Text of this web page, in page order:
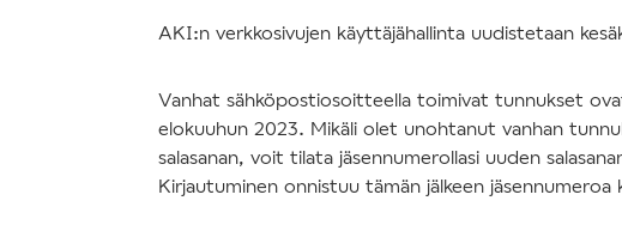
AKI:n verkkosivujen käyttäjähallinta uudistetaan
Vanhat sähköpostiosoitteella toimivat tunnukset
elokuuhun 2023. Mikäli olet unohtanut vanhan
salasanan, voit tilata jäsennumerollasi uuden
Kirjautuminen onnistuu tämän jälkeen jäsennumeroa